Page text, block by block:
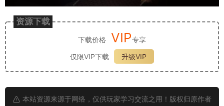
资源下载
下载价格 VIP专享
仅限VIP下载
升级VIP
本站资源来源于网络，仅供玩家学习交流之用！版权归原作者